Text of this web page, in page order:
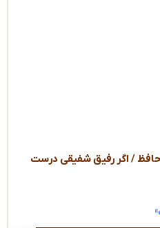
شرح غزل ۲۷۳ حافظ / اگر رفیق شفیقی درست